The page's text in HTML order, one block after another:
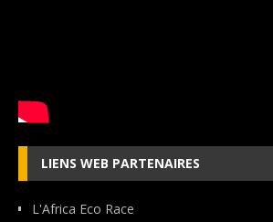
LIENS WEB PARTENAIRES
L'Africa Eco Race